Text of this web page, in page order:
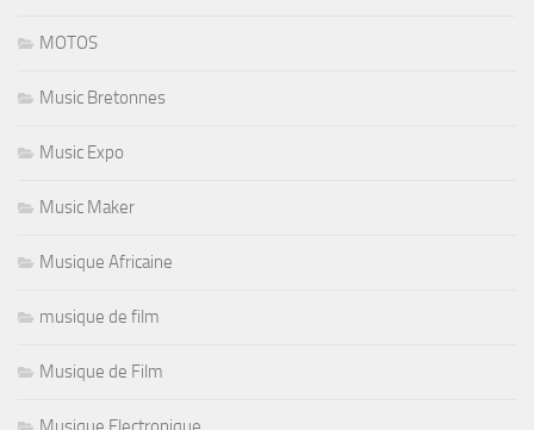
MOTOS
Music Bretonnes
Music Expo
Music Maker
Musique Africaine
musique de film
Musique de Film